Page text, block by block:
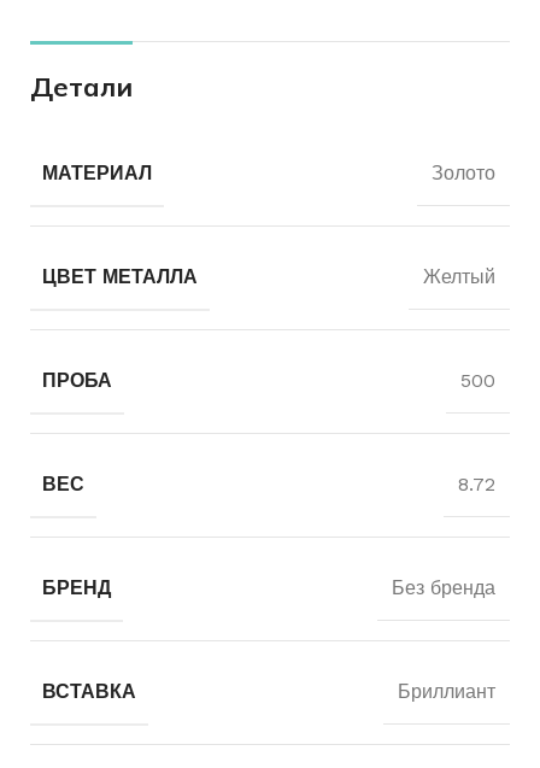
Детали
МАТЕРИАЛ Золото
ЦВЕТ МЕТАЛЛА Желтый
ПРОБА 500
ВЕС 8.72
БРЕНД Без бренда
ВСТАВКА Бриллиант